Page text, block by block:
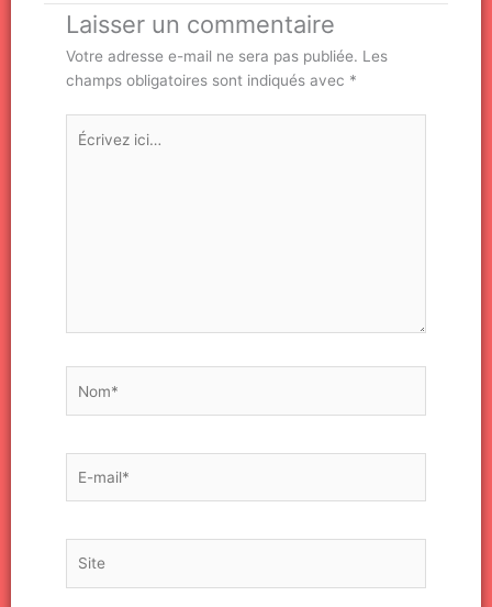
Laisser un commentaire
Votre adresse e-mail ne sera pas publiée. Les
champs obligatoires sont indiqués avec *
Écrivez
ici…
mail*